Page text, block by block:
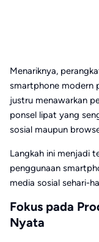
Menariknya,
smartphone modern
justru menawarkan
ponsel lipat yang
sosial maupun
Langkah ini menjadi
penggunaan
media sosial sehari-
Fokus pada
Nyata